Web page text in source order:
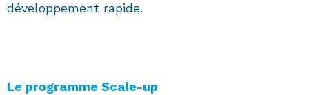
développement rapide.
Le programme Scale-up